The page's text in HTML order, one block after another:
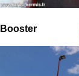
Booster